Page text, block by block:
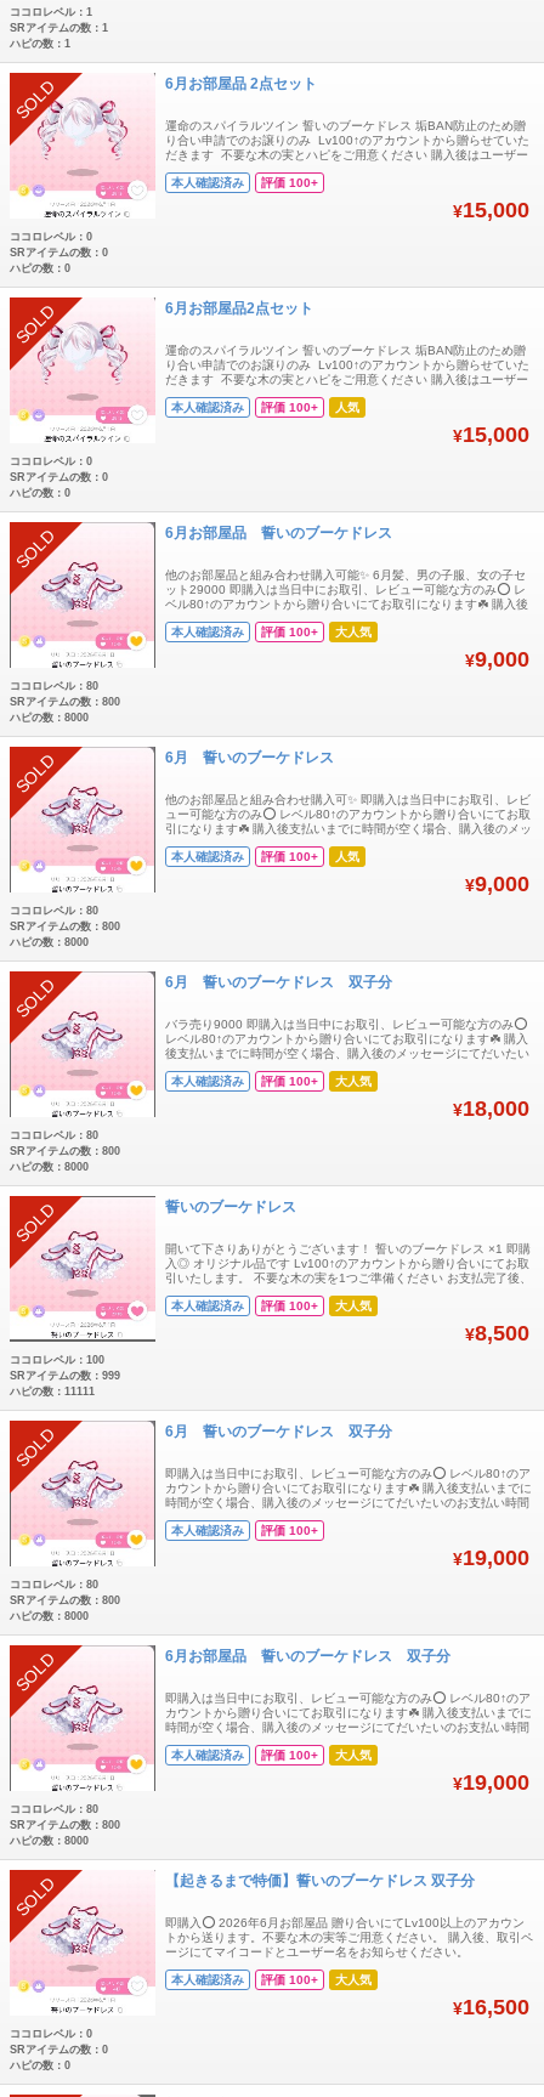
ココロレベル：1
SRアイテムの数：1
ハピの数：1
SOLD 6月お部屋品 2点セット
運命のスパイラルツイン 誓いのブーケドレス 垢BAN防止のため贈
り合い申請でのお譲りのみ Lv100↑のアカウントから贈らせていた
だきます 不要な木の実とハピをご用意ください 購入後はユーザー
本人確認済み
評価 100+
¥15,000
ココロレベル：0
SRアイテムの数：0
ハピの数：0
SOLD 6月お部屋品2点セット
運命のスパイラルツイン 誓いのブーケドレス 垢BAN防止のため贈
り合い申請でのお譲りのみ Lv100↑のアカウントから贈らせていた
だきます 不要な木の実とハピをご用意ください 購入後はユーザー
本人確認済み
評価 100+ 人気
¥15,000
ココロレベル：0
SRアイテムの数：0
ハピの数：0
SOLD 6月お部屋品 誓いのブーケドレス
他のお部屋品と組み合わせ購入可能✨ 6月髪、男の子服、女の子セ
ット29000 即購入は当日中にお取引、レビュー可能な方のみ⭕️ レ
ベル80↑のアカウントから贈り合いにてお取引になります☘️ 購入後
お支払い時間コメントいただけますと大変助かります🙏 お部屋品
本人確認済み 評価 100+ 大人気
¥9,000
ココロレベル：80
SRアイテムの数：800
ハピの数：8000
SOLD 6月 誓いのブーケドレス
他のお部屋品と組み合わせ購入可✨ 即購入は当日中にお取引、レビ
ュー可能な方のみ⭕️ レベル80↑のアカウントから贈り合いにてお取
引になります☘️ 購入後支払いまでに時間が空く場合、購入後のメッ
かります🙏 お部屋品
本人確認済み 評価 100+ 人気
¥9,000
ココロレベル：80
SRアイテムの数：800
ハピの数：8000
SOLD 6月 誓いのブーケドレス 双子分
バラ売り9000 即購入は当日中にお取引、レビュー可能な方のみ⭕️
レベル80↑のアカウントから贈り合いにてお取引になります☘️ 購入
後支払いまでに時間が空く場合、購入後のメッセージにてだいたい
本人確認済み
評価 100+ 大人気
¥18,000
ココロレベル：80
SRアイテムの数：800
ハピの数：8000
SOLD 誓いのブーケドレス
開いて下さりありがとうございます！ 誓いのブーケドレス ×1 即購
入◎ オリジナル品です Lv100↑のアカウントから贈り合いにてお取
引いたします。 不要な木の実を1つご準備ください お支払完了後、
1点の値段となっております
本人確認済み 評価 100+ 大人気
¥8,500
ココロレベル：100
SRアイテムの数：999
ハピの数：11111
SOLD 6月 誓いのブーケドレス 双子分
即購入は当日中にお取引、レビュー可能な方のみ⭕️ レベル80↑のア
カウントから贈り合いにてお取引になります☘️ 購入後支払いまでに
時間が空く場合、購入後のメッセージにてだいたいのお支払い時間
本人確認済み
評価 100+
¥19,000
ココロレベル：80
SRアイテムの数：800
ハピの数：8000
SOLD 6月お部屋品 誓いのブーケドレス 双子分
即購入は当日中にお取引、レビュー可能な方のみ⭕️ レベル80↑のア
カウントから贈り合いにてお取引になります☘️ 購入後支払いまでに
時間が空く場合、購入後のメッセージにてだいたいのお支払い時間
本人確認済み
評価 100+ 大人気
¥19,000
ココロレベル：80
SRアイテムの数：800
ハピの数：8000
SOLD 【起きるまで特価】誓いのブーケドレス 双子分
即購入⭕️ 2026年6月お部屋品 贈り合いにてLv100以上のアカウン
トから送ります。不要な木の実等ご用意ください。 購入後、取引ペ
ージにてマイコードとユーザー名をお知らせください。
本人確認済み 評価 100+ 大人気
¥16,500
ココロレベル：0
SRアイテムの数：0
ハピの数：0